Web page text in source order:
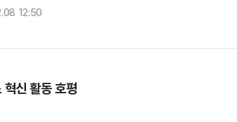
12:50
신 활동 호평